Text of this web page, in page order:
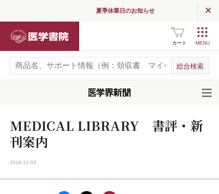
夏季休業日のお知らせ
カート
MEDICAL LIBRARY 書評・新
刊案内
2018.12.03